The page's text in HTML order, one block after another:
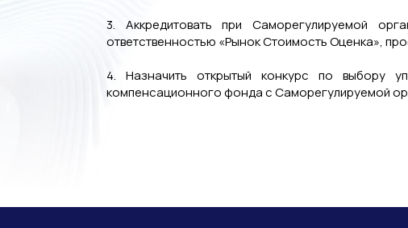
3. Аккредитовать при Саморегулируемой
ответственностью «Рынок Стоимость Оценка»,
4. Назначить открытый конкурс по выбору
компенсационного фонда с Саморегулируемой